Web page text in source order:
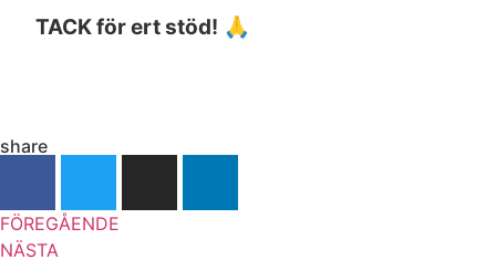
TACK för ert stöd! 🙏
share
FÖREGÅENDE
NÄSTA